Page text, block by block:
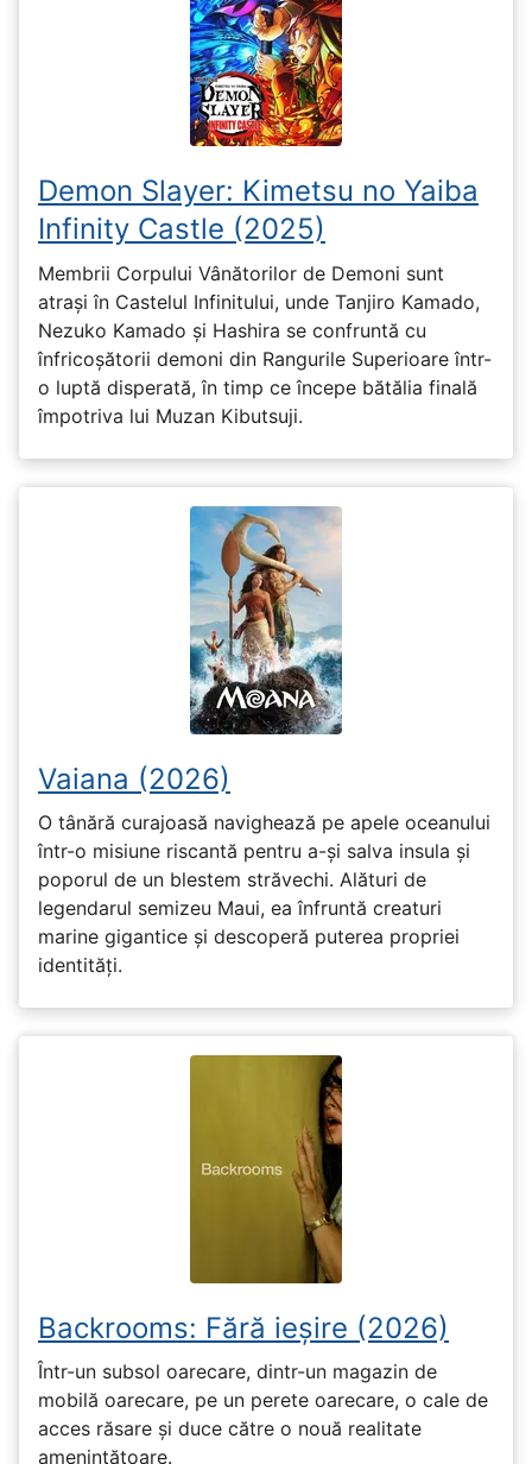
Demon Slayer: Kimetsu no Yaiba
Infinity Castle (2025)
Membrii Corpului Vânătorilor de Demoni sunt
atrași în Castelul Infinitului, unde Tanjiro Kamado,
Nezuko Kamado și Hashira se confruntă cu
înfricoșătorii demoni din Rangurile Superioare într-
o luptă disperată, în timp ce începe bătălia finală
împotriva lui Muzan Kibutsuji.
Vaiana (2026)
O tânără curajoasă navighează pe apele oceanului
într-o misiune riscantă pentru a-și salva insula și
poporul de un blestem străvechi. Alături de
legendarul semizeu Maui, ea înfruntă creaturi
marine gigantice și descoperă puterea propriei
identități.
Backrooms: Fără ieșire (2026)
Într-un subsol oarecare, dintr-un magazin de
mobilă oarecare, pe un perete oarecare, o cale de
acces răsare și duce către o nouă realitate
amenințătoare.